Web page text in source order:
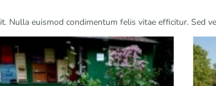
Nulla euismod condimentum felis vitae efficitur. Sed